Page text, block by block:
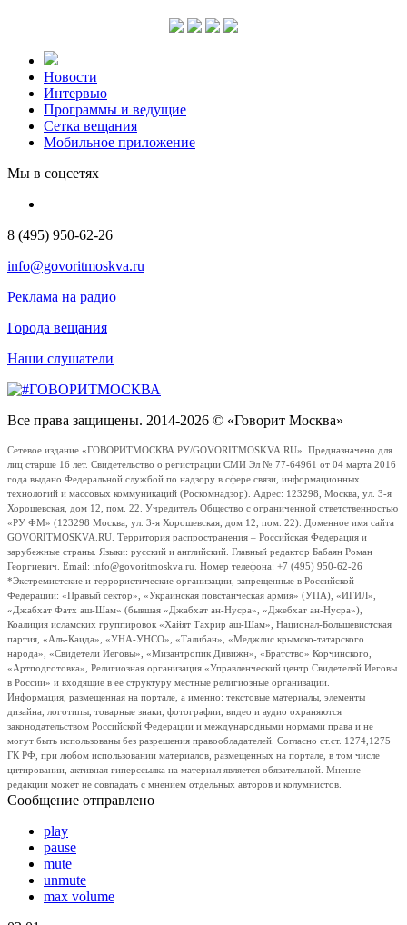
Новости
Интервью
Программы и ведущие
Сетка вещания
Мобильное приложение
Мы в соцсетях
8 (495) 950-62-26
info@govoritmoskva.ru
Реклама на радио
Города вещания
Наши слушатели
Все права защищены. 2014-2026 © «Говорит Москва»
Сетевое издание «ГОВОРИТМОСКВА.РУ/GOVORITMOSKVA.RU». Предназначено для
лиц старше 16 лет. Свидетельство о регистрации СМИ Эл № 77-64961 от 04 марта 2016
года выдано Федеральной службой по надзору в сфере связи, информационных
технологий и массовых коммуникаций (Роскомнадзор). Адрес: 123298, Москва, ул. 3-я
Хорошевская, дом 12, пом. 22. Учредитель Общество с ограниченной ответственностью
«РУ ФМ» (123298 Москва, ул. 3-я Хорошевская, дом 12, пом. 22). Доменное имя сайта
GOVORITMOSKVA.RU. Территория распространения – Российская Федерация и
зарубежные страны. Языки: русский и английский. Главный редактор Бабаян Роман
Георгиевич. Email: info@govoritmoskva.ru. Номер телефона: +7 (495) 950-62-26
*Экстремистские и террористические организации, запрещенные в Российской
Федерации: «Правый сектор», «Украинская повстанческая армия» (УПА), «ИГИЛ»,
«Джабхат Фатх аш-Шам» (бывшая «Джабхат ан-Нусра», «Джебхат ан-Нусра»),
Коалиция исламских группировок «Хайят Тахрир аш-Шам», Национал-Большевистская
партия, «Аль-Каида», «УНА-УНСО», «Талибан», «Меджлис крымско-татарского
народа», «Свидетели Иеговы», «Мизантропик Дивижн», «Братство» Корчинского,
«Артподготовка», Религиозная организация «Управленческий центр Свидетелей Иеговы
в России» и входящие в ее структуру местные религиозные организации.
Информация, размещенная на портале, а именно: текстовые материалы, элементы
дизайна, логотипы, товарные знаки, фотографии, видео и аудио охраняются
законодательством Российской Федерации и международными нормами права и не
могут быть использованы без разрешения правообладателей. Согласно ст.ст. 1274,1275
ГК РФ, при любом использовании материалов, размещенных на портале, в том числе
цитировании, активная гиперссылка на материал является обязательной. Мнение
редакции может не совпадать с мнением отдельных авторов и колумнистов.
Сообщение отправлено
play
pause
mute
unmute
max volume